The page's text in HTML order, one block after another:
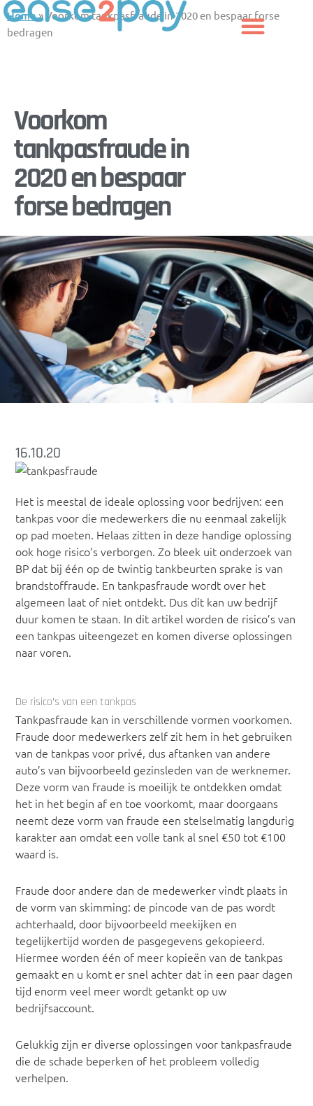
Skip
to
content
Home» Voorkom tankpasfraude in 2020 en bespaar forse
bedragen
Voorkom
tankpasfraude in
2020 en bespaar
forse bedragen
16.10.20
Het is meestal de ideale oplossing voor bedrijven: een
tankpas voor die medewerkers die nu eenmaal zakelijk
op pad moeten. Helaas zitten in deze handige oplossing
ook hoge risico’s verborgen. Zo bleek uit onderzoek van
BP dat bij één op de twintig tankbeurten sprake is van
brandstoffraude. En tankpasfraude wordt over het
algemeen laat of niet ontdekt. Dus dit kan uw bedrijf
duur komen te staan. In dit artikel worden de risico’s van
een tankpas uiteengezet en komen diverse oplossingen
naar voren.
De risico’s van een tankpas
Tankpasfraude kan in verschillende vormen voorkomen.
Fraude door medewerkers zelf zit hem in het gebruiken
van de tankpas voor privé, dus aftanken van andere
auto’s van bijvoorbeeld gezinsleden van de werknemer.
Deze vorm van fraude is moeilijk te ontdekken omdat
het in het begin af en toe voorkomt, maar doorgaans
neemt deze vorm van fraude een stelselmatig langdurig
karakter aan omdat een volle tank al snel €50 tot €100
waard is.
Fraude door andere dan de medewerker vindt plaats in
de vorm van skimming: de pincode van de pas wordt
achterhaald, door bijvoorbeeld meekijken en
tegelijkertijd worden de pasgegevens gekopieerd.
Hiermee worden één of meer kopieën van de tankpas
gemaakt en u komt er snel achter dat in een paar dagen
tijd enorm veel meer wordt getankt op uw
bedrijfsaccount.
Gelukkig zijn er diverse oplossingen voor tankpasfraude
die de schade beperken of het probleem volledig
verhelpen.